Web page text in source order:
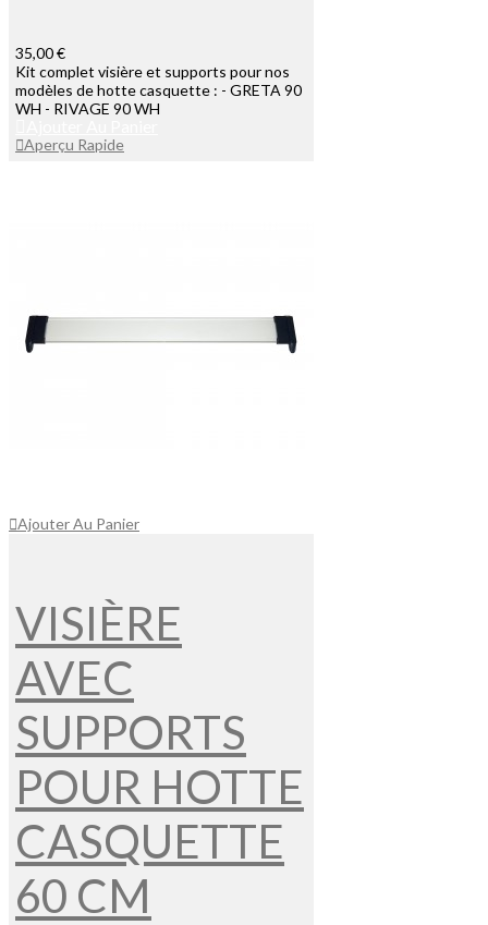
35,00 €
Kit complet visière et supports pour nos
modèles de hotte casquette : - GRETA 90
WH - RIVAGE 90 WH
Aperçu Rapide
Ajouter Au Panier
VISIÈRE
AVEC
SUPPORTS
POUR HOTTE
CASQUETTE
60 CM